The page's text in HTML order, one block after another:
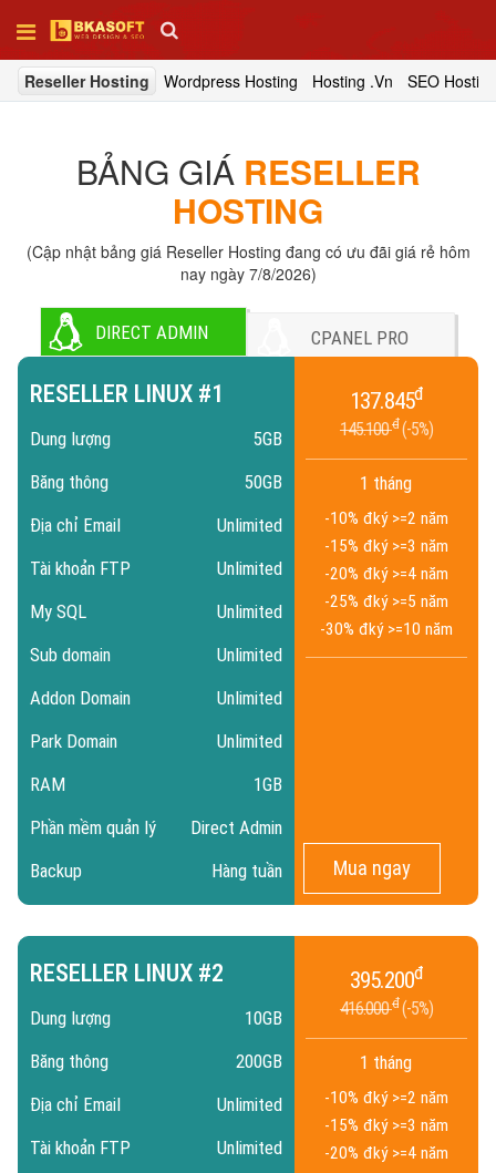
SEO
Tên
miền
Hosting
Thêm
Reseller Hosting Wordpress Hosting Hosting .Vn SEO Hosting
BẢNG GIÁ RESELLER
HOSTING
(Cập nhật bảng giá Reseller Hosting đang có ưu đãi giá rẻ hôm
nay ngày 7/8/2026)
DIRECT ADMIN CPANEL PRO
RESELLER LINUX #1
Dung lượng
5GB
Băng thông
50GB
Địa chỉ Email
Unlimited
Tài khoản FTP
Unlimited
My SQL
Unlimited
Sub domain
Unlimited
Addon Domain
Unlimited
Park Domain
Unlimited
RAM
1GB
Phần mềm quản lý
Direct Admin
Backup
Hàng tuần
137.845đ
145.100đ 5%
1 tháng
-10% đký >=2 năm
-15% đký >=3 năm
-20% đký >=4 năm
-25% đký >=5 năm
-30% đký >=10 năm
Mua ngay
RESELLER LINUX #2
Dung lượng
10GB
Băng thông
200GB
Địa chỉ Email
Unlimited
Tài khoản FTP
Unlimited
395.200đ
416.000đ 5%
1 tháng
-10% đký >=2 năm
-15% đký >=3 năm
-20% đký >=4 năm